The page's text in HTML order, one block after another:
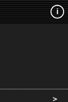
i
＞